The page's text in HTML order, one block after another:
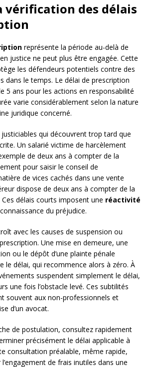
vérification des délais
représente la période au-delà de
justice ne peut plus être engagée. Cette
les défendeurs potentiels contre des
dans le temps. Le délai de prescription
5 ans pour les actions en responsabilité
varie considérablement selon la nature
juridique concerné.
qui découvrent trop tard que
Un salarié victime de harcèlement
de deux ans à compter de la
pour saisir le conseil de
de vices cachés dans une vente
dispose de deux ans à compter de la
délais courts imposent une réactivité
du préjudice.
avec les causes de suspension ou
Une mise en demeure, une
ou le dépôt d’une plainte pénale
le délai, qui recommence alors à zéro. À
suspendent simplement le délai,
une fois l’obstacle levé. Ces subtilités
souvent aux non-professionnels et
d’un avocat.
de postulation, consultez rapidement
précisément le délai applicable à
consultation préalable, même rapide,
de frais inutiles dans une